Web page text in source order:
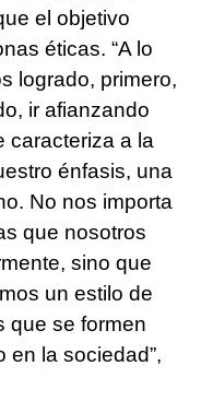
el objetivo
éticas. “A lo
logrado, primero,
ir afianzando
caracteriza a la
énfasis, una
No nos importa
que nosotros
sino que
un estilo de
que se formen
en la sociedad”,